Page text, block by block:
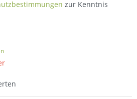
zur Kenntnis